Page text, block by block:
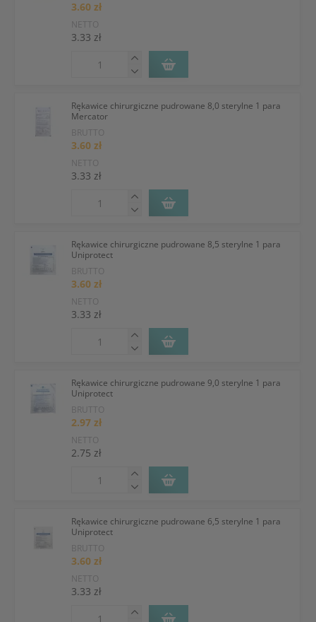
3.60 zł
NETTO
3.33 zł
Rękawice chirurgiczne pudrowane 8,0 sterylne 1 para
Mercator
BRUTTO
3.60 zł
NETTO
3.33 zł
Rękawice chirurgiczne pudrowane 8,5 sterylne 1 para
Uniprotect
BRUTTO
3.60 zł
NETTO
3.33 zł
Rękawice chirurgiczne pudrowane 9,0 sterylne 1 para
Uniprotect
BRUTTO
2.97 zł
NETTO
2.75 zł
Rękawice chirurgiczne pudrowane 6,5 sterylne 1 para
Uniprotect
BRUTTO
3.60 zł
NETTO
3.33 zł